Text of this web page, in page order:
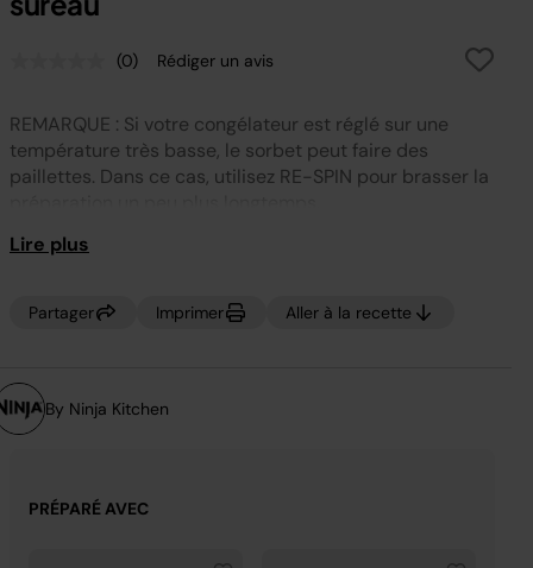
Aucune
notation.
Lien
sur
la
(0) Rédiger un avis
REMARQUE : Si votre congélateur est réglé sur une
température très basse, le sorbet peut faire des
paillettes. Dans ce cas, utilisez RE-SPIN pour brasser la
Lire plus
Partager Imprimer Aller à la recette
By Ninja Kitchen
PRÉPARÉ AVEC